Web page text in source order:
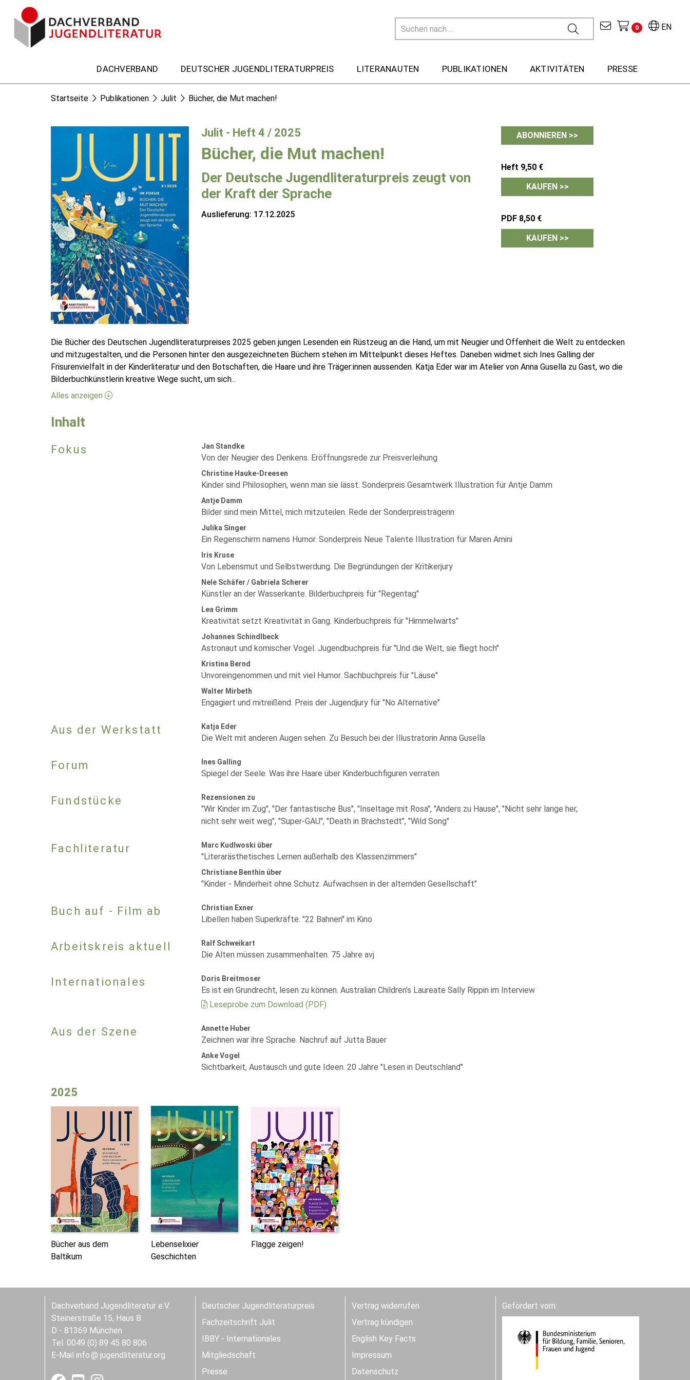
EN
0
DACHVERBAND DEUTSCHER JUGENDLITERATURPREIS LITERANAUTEN PUBLIKATIONEN AKTIVITÄTEN PRESSE
Startseite Publikationen Julit Bücher, die Mut machen!
Julit - Heft 4 / 2025
Bücher, die Mut machen!
Der Deutsche Jugendliteraturpreis zeugt von
der Kraft der Sprache
Auslieferung: 17.12.2025
ABONNIEREN >>
Heft 9,50 €
KAUFEN >>
PDF 8,50 €
KAUFEN >>
Die Bücher des Deutschen Jugendliteraturpreises 2025 geben jungen Lesenden ein Rüstzeug an die Hand, um mit Neugier und Offenheit die Welt zu entdecken
und mitzugestalten, und die Personen hinter den ausgezeichneten Büchern stehen im Mittelpunkt dieses Heftes. Daneben widmet sich Ines Galling der
Frisurenvielfalt in der Kinderliteratur und den Botschaften, die Haare und ihre Träger:innen aussenden. Katja Eder war im Atelier von Anna Gusella zu Gast, wo die
Bilderbuchkünstlerin kreative Wege sucht, um sich...
Alles anzeigen
Inhalt
Fokus Jan Standke
Von der Neugier des Denkens. Eröffnungsrede zur Preisverleihung
Christine Hauke-Dreesen
Kinder sind Philosophen, wenn man sie lässt. Sonderpreis Gesamtwerk Illustration für Antje Damm
Antje Damm
Bilder sind mein Mittel, mich mitzuteilen. Rede der Sonderpreisträgerin
Julika Singer
Ein Regenschirm namens Humor. Sonderpreis Neue Talente Illustration für Maren Amini
Iris Kruse
Von Lebensmut und Selbstwerdung. Die Begründungen der Kritikerjury
Nele Schäfer / Gabriela Scherer
Künstler an der Wasserkante. Bilderbuchpreis für "Regentag"
Lea Grimm
Kreativität setzt Kreativität in Gang. Kinderbuchpreis für "Himmelwärts"
Johannes Schindlbeck
Astronaut und komischer Vogel. Jugendbuchpreis für "Und die Welt, sie fliegt hoch"
Kristina Bernd
Unvoreingenommen und mit viel Humor. Sachbuchpreis für "Läuse"
Walter Mirbeth
Engagiert und mitreißend. Preis der Jugendjury für "No Alternative"
Aus der Werkstatt Katja Eder
Die Welt mit anderen Augen sehen. Zu Besuch bei der Illustratorin Anna Gusella
Forum Ines Galling
Spiegel der Seele. Was ihre Haare über Kinderbuchfiguren verraten
Fundstücke Rezensionen zu
"Wir Kinder im Zug", "Der fantastische Bus", "Inseltage mit Rosa", "Anders zu Hause", "Nicht sehr lange her,
nicht sehr weit weg", "Super-GAU", "Death in Brachstedt", "Wild Song"
Fachliteratur Marc Kudlwoski über
"Literarästhetisches Lernen außerhalb des Klassenzimmers"
Christiane Benthin über
"Kinder - Minderheit ohne Schutz. Aufwachsen in der alternden Gesellschaft"
Buch auf - Film ab Christian Exner
Libellen haben Superkräfte. "22 Bahnen" im Kino
Arbeitskreis aktuell Ralf Schweikart
Die Alten müssen zusammenhalten. 75 Jahre avj
Internationales Doris Breitmoser
Es ist ein Grundrecht, lesen zu können. Australian Children’s Laureate Sally Rippin im Interview
Leseprobe zum Download (PDF)
Aus der Szene Annette Huber
Zeichnen war ihre Sprache. Nachruf auf Jutta Bauer
Anke Vogel
Sichtbarkeit, Austausch und gute Ideen. 20 Jahre "Lesen in Deutschland"
2025
Bücher aus dem
Baltikum
Lebenselixier
Geschichten
Flagge zeigen!
Dachverband Jugendliteratur e.V.
Steinerstraße 15, Haus B
D - 81369 München
Tel. 0049 (0) 89 45 80 806
E-Mail info jugendliteratur.org
Deutscher Jugendliteraturpreis
Fachzeitschrift Julit
IBBY - Internationales
Mitgliedschaft
Presse
Vertrag widerrufen
Vertrag kündigen
English Key Facts
Impressum
Datenschutz
Gefördert vom: